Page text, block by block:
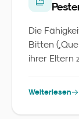
Die
Bitten
ihrer Eltern
Weiterlesen